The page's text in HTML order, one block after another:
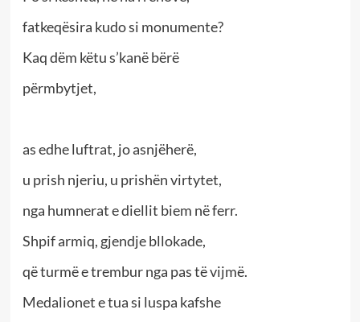
fatkeqësira kudo si monumente?
Kaq dëm këtu s’kanë bërë
përmbytjet,
as edhe luftrat, jo asnjëherë,
u prish njeriu, u prishën virtytet,
nga humnerat e diellit biem në ferr.
Shpif armiq, gjendje bllokade,
që turmë e trembur nga pas të vijmë.
Medalionet e tua si luspa kafshe